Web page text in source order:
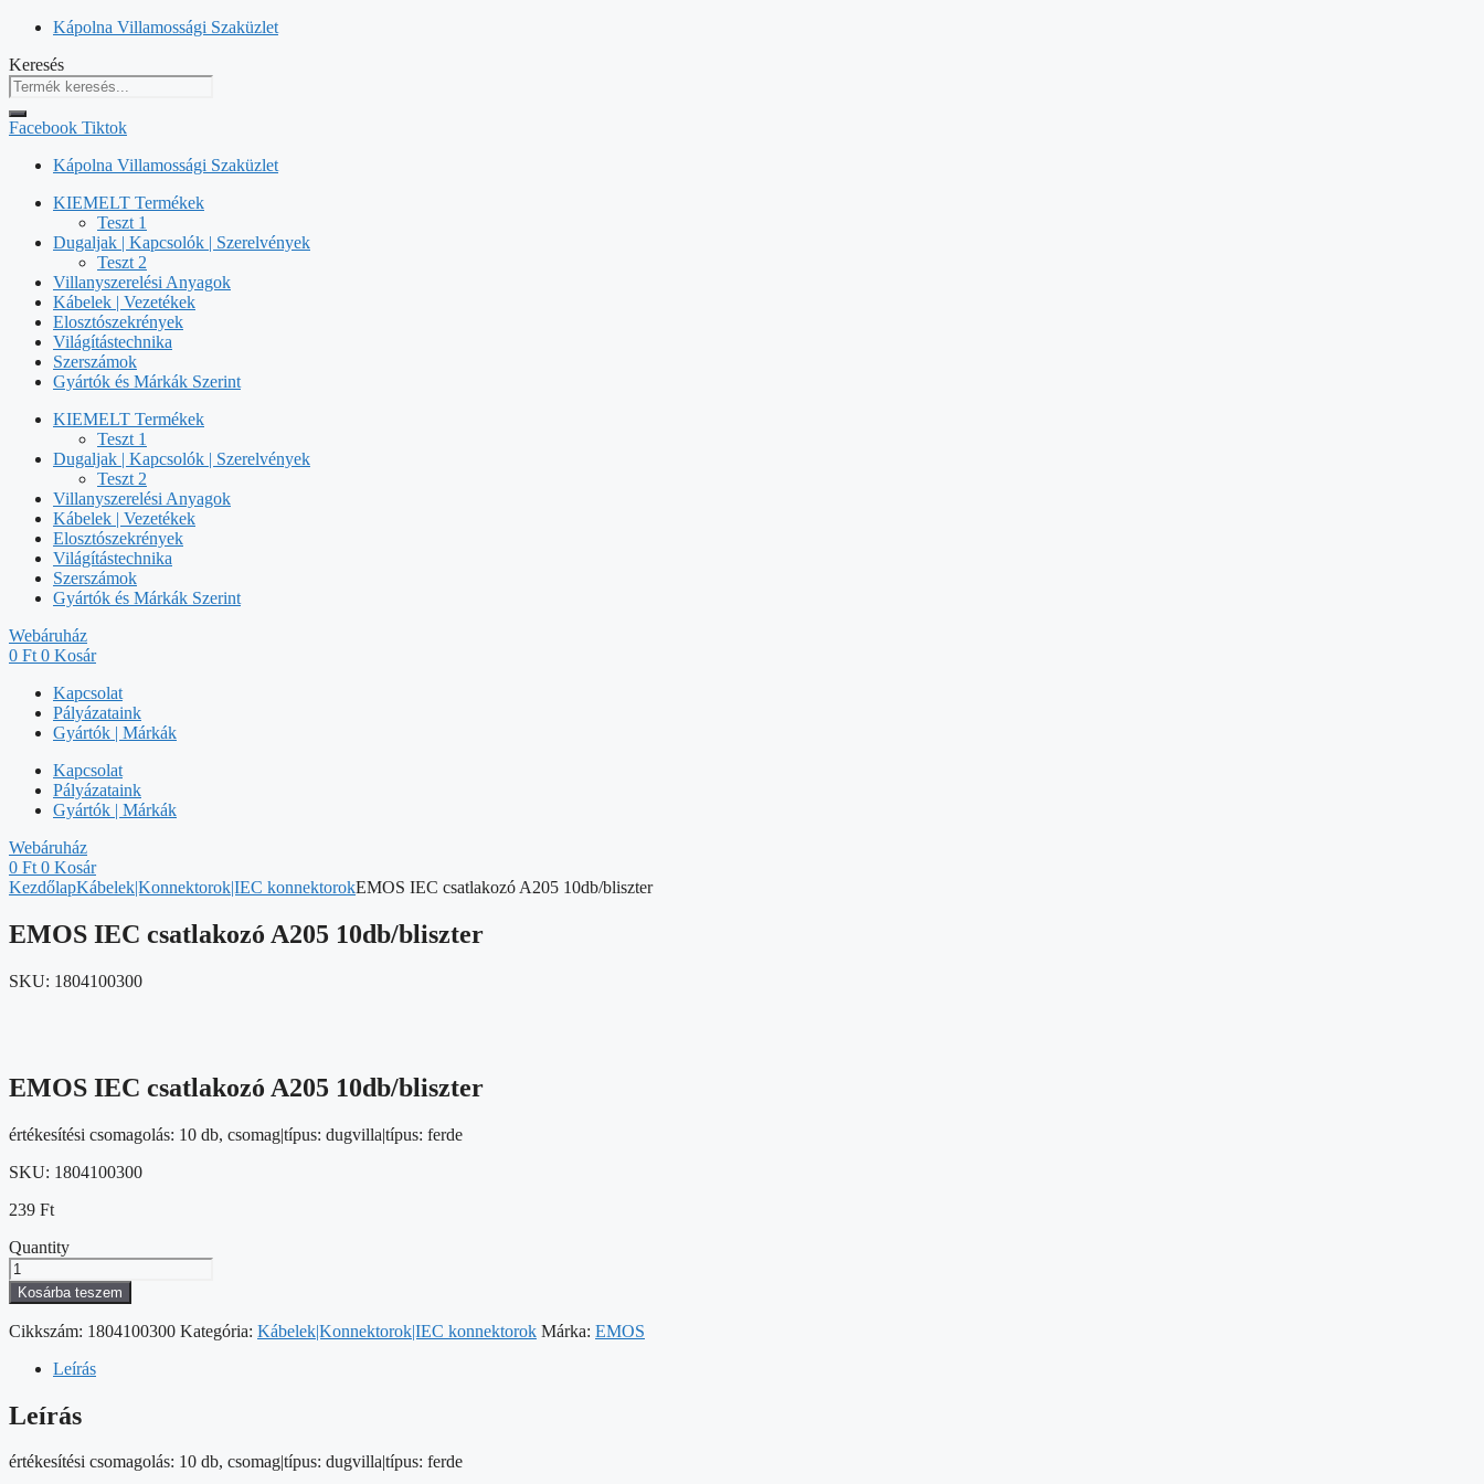
Kilépés
tartalomba
Kápolna Villamossági Szaküzlet
Keresés
Facebook Tiktok
Kápolna Villamossági Szaküzlet
KIEMELT Termékek
Teszt 1
Dugaljak | Kapcsolók | Szerelvények
Teszt 2
Villanyszerelési Anyagok
Kábelek | Vezetékek
Elosztószekrények
Világítástechnika
Szerszámok
Gyártók és Márkák Szerint
KIEMELT Termékek
Teszt 1
Dugaljak | Kapcsolók | Szerelvények
Teszt 2
Villanyszerelési Anyagok
Kábelek | Vezetékek
Elosztószekrények
Világítástechnika
Szerszámok
Gyártók és Márkák Szerint
Webáruház
0 Ft 0 Kosár
Kapcsolat
Pályázataink
Gyártók | Márkák
Kapcsolat
Pályázataink
Gyártók | Márkák
Webáruház
0 Ft 0 Kosár
KezdőlapKábelek|Konnektorok|IEC konnektorokEMOS IEC csatlakozó A205 10db/bliszter
EMOS IEC csatlakozó A205 10db/bliszter
SKU: 1804100300
EMOS IEC csatlakozó A205 10db/bliszter
értékesítési csomagolás: 10 db, csomag|típus: dugvilla|típus: ferde
SKU: 1804100300
239 Ft
Quantity
EMOS
IEC
csatlakozó
A205
mennyiség
Kosárba teszem
Cikkszám: 1804100300 Kategória: Kábelek|Konnektorok|IEC konnektorok Márka: EMOS
Leírás
Leírás
értékesítési csomagolás: 10 db, csomag|típus: dugvilla|típus: ferde